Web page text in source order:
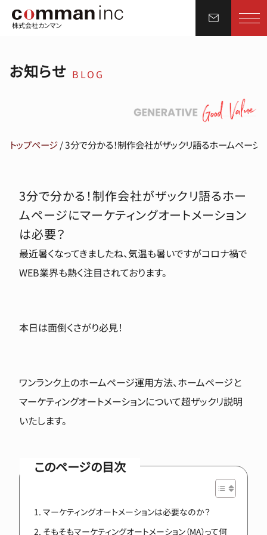
株式会社カンマン
お知らせ BLOG
トップページ/3分で分かる！制作会社がザックリ語るホームページ
3分で分かる！制作会社がザックリ語るホー
ムページにマーケティングオートメーション
は必要？
最近暑くなってきましたね、気温も暑いですがコロナ禍で
WEB業界も熱く注目されております。
本日は面倒くさがり必見！
ワンランク上のホームページ運用方法、ホームページと
マーケティングオートメーションについて超ザックリ説明
いたします。
このページの目次
マーケティングオートメーションは必要なのか？
そもそもマーケティングオートメーション（MA）って何